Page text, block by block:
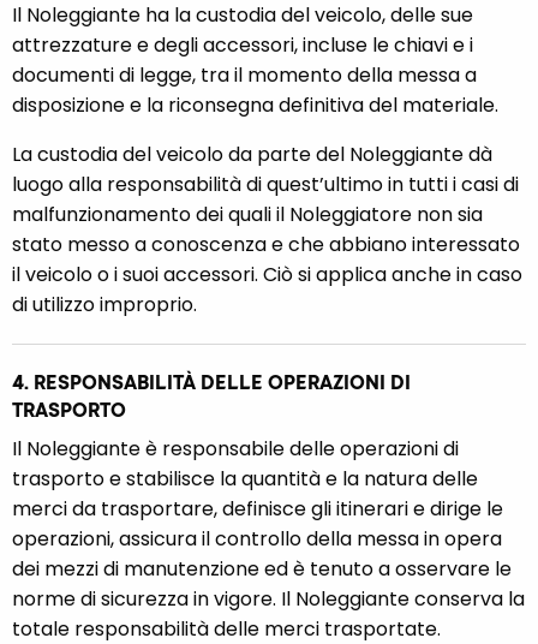
Il Noleggiante ha la custodia del veicolo, delle sue
attrezzature e degli accessori, incluse le chiavi e i
documenti di legge, tra il momento della messa a
disposizione e la riconsegna definitiva del materiale.
La custodia del veicolo da parte del Noleggiante dà
luogo alla responsabilità di quest’ultimo in tutti i casi di
malfunzionamento dei quali il Noleggiatore non sia
stato messo a conoscenza e che abbiano interessato
il veicolo o i suoi accessori. Ciò si applica anche in caso
di utilizzo improprio.
4. RESPONSABILITÀ DELLE OPERAZIONI DI
TRASPORTO
Il Noleggiante è responsabile delle operazioni di
trasporto e stabilisce la quantità e la natura delle
merci da trasportare, definisce gli itinerari e dirige le
operazioni, assicura il controllo della messa in opera
dei mezzi di manutenzione ed è tenuto a osservare le
norme di sicurezza in vigore. Il Noleggiante conserva la
totale responsabilità delle merci trasportate.